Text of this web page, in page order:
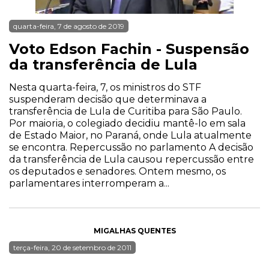
quarta-feira, 7 de agosto de 2019
Voto Edson Fachin - Suspensão
da transferência de Lula
Nesta quarta-feira, 7, os ministros do STF
suspenderam decisão que determinava a
transferência de Lula de Curitiba para São Paulo.
Por maioria, o colegiado decidiu mantê-lo em sala
de Estado Maior, no Paraná, onde Lula atualmente
se encontra. Repercussão no parlamento A decisão
da transferência de Lula causou repercussão entre
os deputados e senadores. Ontem mesmo, os
parlamentares interromperam a...
MIGALHAS QUENTES
terça-feira, 20 de setembro de 2011